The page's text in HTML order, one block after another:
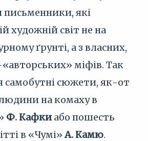
які
художній світ не на
ґрунті, а з власних,
міфів. Так
самобутні сюжети, як-от
на комаху в
Ф. Кафкиабо пошесть
в «Чумі»А. Камю.